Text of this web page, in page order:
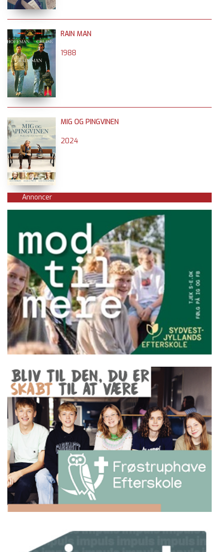
RAIN MAN
1988
MIG OG PINGVINEN
2024
Annoncer